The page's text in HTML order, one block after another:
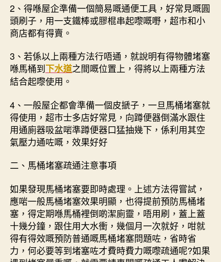
2、得喺屋企準備一個簡易嘅通便工具，好常見嘅圓
頭刷子，用一支鐵棒或膠棍串起嚟嘅嘢，超市和小
商店都有得賣。
3、若係以上兩種方法行唔通，就說明有得物體堵塞
喺馬桶到下水道之間嘅位置上，得將以上兩種方法
結合起嚟使用。
4、一般屋企都會準備一個皮搋子，一旦馬桶堵塞就
得使用，超市士多店好常見，向蹲便器倒滿水跟住
用通廁器吸盆啱準蹲便器口猛抽幾下，係利用其空
氣壓力通咗嘅，效果好好
二、馬桶堵塞疏通注意事項
如果發現馬桶堵塞要即時處理。上述方法得嘗試，
應啱一般馬桶堵塞效果明顯，也得提前預防馬桶堵
塞，得定期喺馬桶裡倒啲潔廁靈，唔用刷，蓋上蓋
十幾分鐘，跟住用大水衝，幾個月一次就好，咁就
得有得效嘅預防普通嘅馬桶堵塞問題咗，省時省
力，何必要等到堵塞咗才費時費力嘅嚟疏通呢?如果